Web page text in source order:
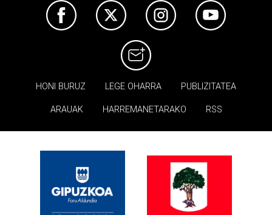
HONI BURUZ LEGE OHARRA PUBLIZITATEA
ARAUAK HARREMANETARAKO RSS